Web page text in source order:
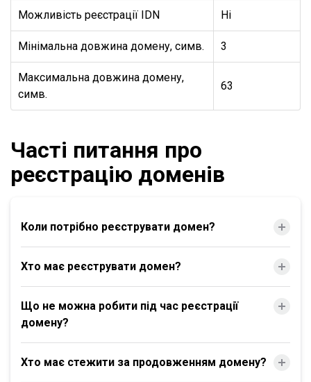
Можливість реєстрації IDN Ні
Мінімальна довжина домену, симв. 3
Максимальна довжина домену,
симв.
63
Часті питання про
реєстрацію доменів
Коли потрібно реєструвати домен?
Хто має реєструвати домен?
Що не можна робити під час реєстрації
домену?
Хто має стежити за продовженням домену?